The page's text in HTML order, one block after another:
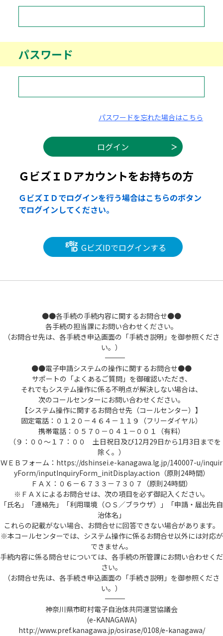
パスワード
パスワードを忘れた場合はこちら
ＧビズＩＤアカウントをお持ちの方
ＧビズＩＤでログインを行う場合はこちらのボタン
でログインしてください。
GビズIDでログインする
●●各手続の手続内容に関するお問合せ●●
各手続の担当課にお問い合わせください。
（お問合せ先は、各手続き申込画面の「手続き説明」を御参照くださ
い。）
――――――――――――――――――――――――――――――――――――――――――――――――――
●●電子申請システムの操作に関するお問合せ●●
サポートの「よくあるご質問」を御確認いただき、
それでもシステム操作に係る不明点が解決しない場合は、
次のコールセンターにお問い合わせください。
【システム操作に関するお問合せ先（コールセンター）】
固定電話：０１２０－４６４－１１９（フリーダイヤル）
携帯電話：０５７０－０４１－００１（有料）
（９：００～１７：００ 土日祝日及び12月29日から1月3日までを
除く。）
ＷＥＢフォーム：https://dshinsei.e-kanagawa.lg.jp/140007-u/inquir
yForm/inputInquiryForm_initDisplay.action（原則24時間）
ＦＡＸ：０６－６７３３－７３０７（原則24時間）
※ＦＡＸによるお問合せは、次の項目を必ず御記入ください。
「氏名」「連絡先」「利用環境（ＯＳ／ブラウザ）」「申請・届出先自
治体名」
これらの記載がない場合、お問合せに回答できない場合があります。
※本コールセンターでは、システム操作に係るお問合せ以外には対応が
できません。
手続内容に係る問合せについては、各手続の所管課にお問い合わせくだ
さい。
（お問合せ先は、各手続き申込画面の「手続き説明」を御参照くださ
い。）
――――――――――――――――――――――――――――――――――――――――――――――――――
神奈川県市町村電子自治体共同運営協議会
(e-KANAGAWA)
http://www.pref.kanagawa.jp/osirase/0108/e-kanagawa/